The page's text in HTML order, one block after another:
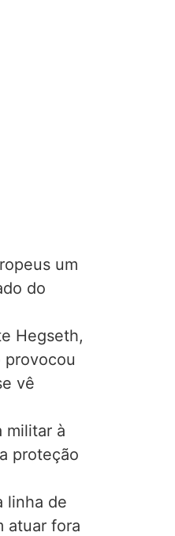
um
do
Hegseth,
provocou
vê
militar à
proteção
linha de
atuar fora